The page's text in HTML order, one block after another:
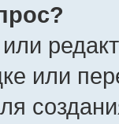
или